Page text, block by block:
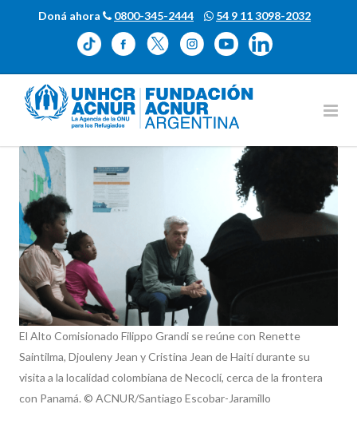
Doná ahora 0800-345-2444 54 9 11 3098-2032
El Alto Comisionado Filippo Grandi se reúne con Renette
Saintilma, Djouleny Jean y Cristina Jean de Haití durante su
visita a la localidad colombiana de Necoclí, cerca de la frontera
con Panamá. © ACNUR/Santiago Escobar-Jaramillo